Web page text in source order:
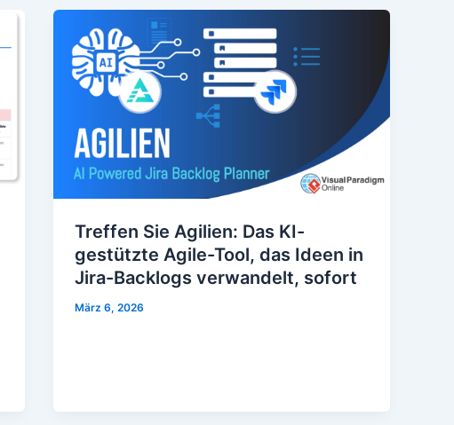
Treffen Sie Agilien: Das KI-
gestützte Agile-Tool, das Ideen in
Jira-Backlogs verwandelt, sofort
März 6, 2026